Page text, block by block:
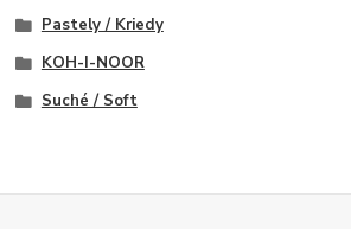
Pastely / Kriedy
KOH-I-NOOR
Suché / Soft